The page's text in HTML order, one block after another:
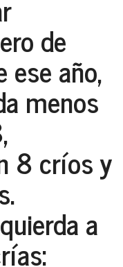
de
año,
menos
8 críos y
a